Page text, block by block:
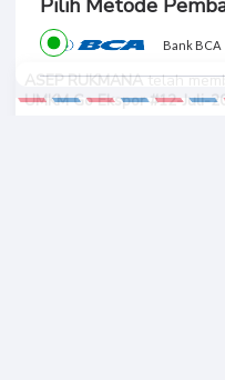
Pilih Metode
Bank BCA
ASEP RUKMANAtelah
UMKM Go Ekspor #12-Juli-